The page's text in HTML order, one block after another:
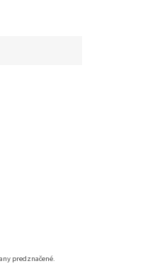
predznačené.